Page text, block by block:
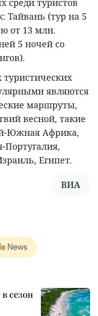
Тайвань (тур на 5
от 13 млн.
5 ночей со
являются
маршруты,
весной, такие
Южная Африка,
Египет.
ВИА
сезон